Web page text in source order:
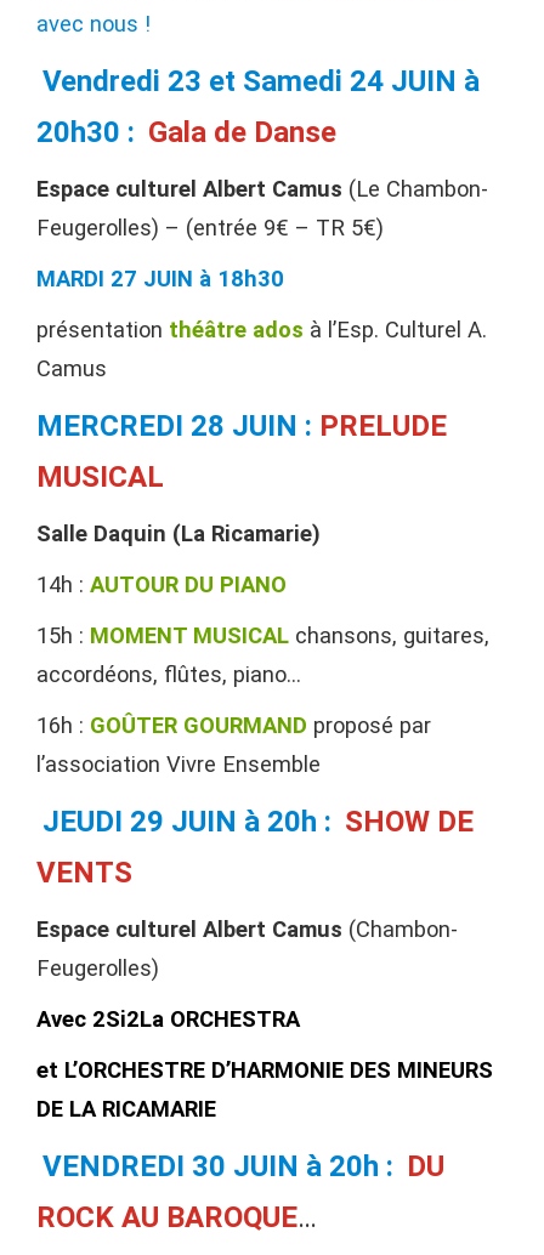
avec nous !
Vendredi 23 et Samedi 24 JUIN à
20h30 : Gala de Danse
Espace culturel Albert Camus (Le Chambon-
Feugerolles) – (entrée 9€ – TR 5€)
MARDI 27 JUIN à 18h30
présentation théâtre ados à l’Esp. Culturel A.
Camus
MERCREDI 28 JUIN : PRELUDE
MUSICAL
Salle Daquin (La Ricamarie)
14h : AUTOUR DU PIANO
15h : MOMENT MUSICAL chansons, guitares,
accordéons, flûtes, piano…
16h : GOÛTER GOURMAND proposé par
l’association Vivre Ensemble
JEUDI 29 JUIN à 20h : SHOW DE
VENTS
Espace culturel Albert Camus (Chambon-
Feugerolles)
Avec 2Si2La ORCHESTRA
et L’ORCHESTRE D’HARMONIE DES MINEURS
DE LA RICAMARIE
VENDREDI 30 JUIN à 20h : DU
ROCK AU BAROQUE…